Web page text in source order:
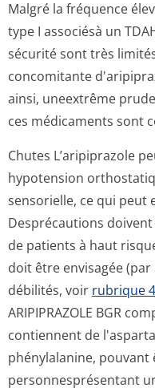
Malgré la fréquence
type I associésà un
sécurité sont très
concomitante
ainsi, uneextrême
ces médicaments sont
Chutes L’aripiprazole
hypotension
sensorielle, ce qui peut
Desprécautions
de patients à haut
doit être envisagée
débilités, voir rubrique
ARIPIPRAZOLE BGR
contiennent de
phénylalanine, pouvant
personnesprésentant